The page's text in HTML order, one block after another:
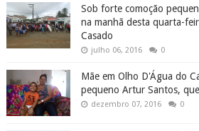
Sob forte comoção
na manhã desta quarta-
Casado
julho 06, 2016 0
Mãe em Olho D'Água do
pequeno Artur Santos,
dezembro 07, 2016 0